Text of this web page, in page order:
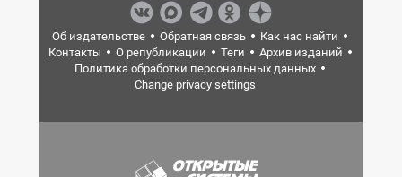
Об издательстве Обратная связь
Как нас найти
Контакты
О републикации Теги
Архив изданий
Политика обработки персональных данных
Change privacy settings